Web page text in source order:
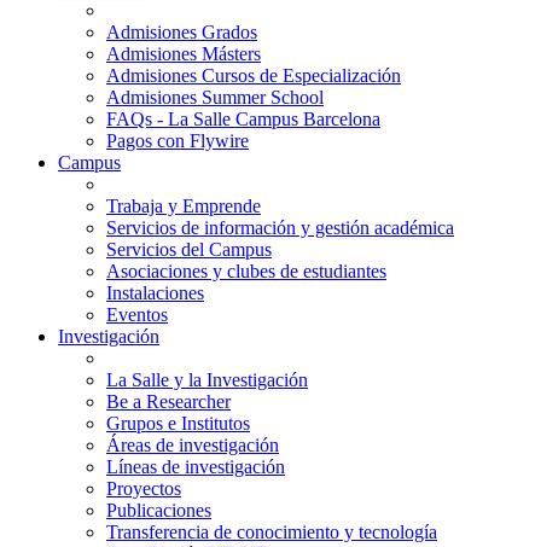
Admisiones Grados
Admisiones Másters
Admisiones Cursos de Especialización
Admisiones Summer School
FAQs - La Salle Campus Barcelona
Pagos con Flywire
Campus
Trabaja y Emprende
Servicios de información y gestión académica
Servicios del Campus
Asociaciones y clubes de estudiantes
Instalaciones
Eventos
Investigación
La Salle y la Investigación
Be a Researcher
Grupos e Institutos
Áreas de investigación
Líneas de investigación
Proyectos
Publicaciones
Transferencia de conocimiento y tecnología